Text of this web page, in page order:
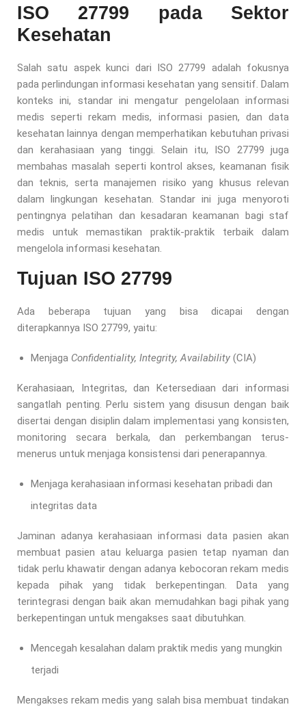
ISO 27799 pada Sektor
Kesehatan
Salah satu aspek kunci dari ISO 27799 adalah fokusnya
pada perlindungan informasi kesehatan yang sensitif. Dalam
konteks ini, standar ini mengatur pengelolaan informasi
medis seperti rekam medis, informasi pasien, dan data
kesehatan lainnya dengan memperhatikan kebutuhan privasi
dan kerahasiaan yang tinggi. Selain itu, ISO 27799 juga
membahas masalah seperti kontrol akses, keamanan fisik
dan teknis, serta manajemen risiko yang khusus relevan
dalam lingkungan kesehatan. Standar ini juga menyoroti
pentingnya pelatihan dan kesadaran keamanan bagi staf
medis untuk memastikan praktik-praktik terbaik dalam
mengelola informasi kesehatan.
Tujuan ISO 27799
Ada beberapa tujuan yang bisa dicapai dengan
diterapkannya ISO 27799, yaitu:
Menjaga Confidentiality, Integrity, Availability (CIA)
Kerahasiaan, Integritas, dan Ketersediaan dari informasi
sangatlah penting. Perlu sistem yang disusun dengan baik
disertai dengan disiplin dalam implementasi yang konsisten,
monitoring secara berkala, dan perkembangan terus-
menerus untuk menjaga konsistensi dari penerapannya.
Menjaga kerahasiaan informasi kesehatan pribadi dan
integritas data
Jaminan adanya kerahasiaan informasi data pasien akan
membuat pasien atau keluarga pasien tetap nyaman dan
tidak perlu khawatir dengan adanya kebocoran rekam medis
kepada pihak yang tidak berkepentingan. Data yang
terintegrasi dengan baik akan memudahkan bagi pihak yang
berkepentingan untuk mengakses saat dibutuhkan.
Mencegah kesalahan dalam praktik medis yang mungkin
terjadi
Mengakses rekam medis yang salah bisa membuat tindakan